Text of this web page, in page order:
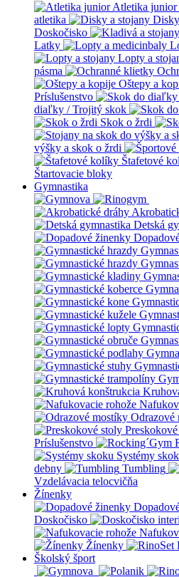
Atletika junior
atletika
Doskočisko
Latky
Lopty a
pásma
Oštepy a
Príslušenstvo
diaľky / Trojitý skok
Skok o žrdi
výšky a skok o žrdi
Štafetové
Štartovacie bloky
Gymnastika
Detská
Odrazové
Príslušenstvo
Systémy
debny
Tumbling
Vzdelávacia telocvičňa
Žínenky
Doskočisko
Žínenky
Školský šport